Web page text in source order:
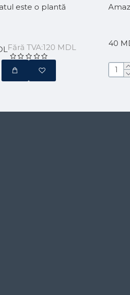
este o plantă
Fără TVA:120 MDL 40